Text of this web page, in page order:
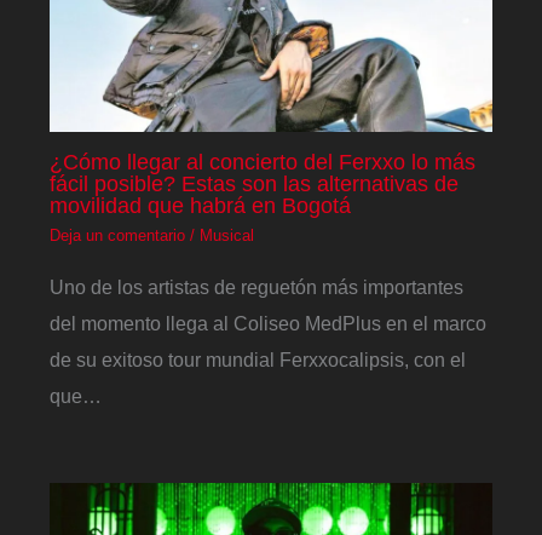
¿Cómo llegar al concierto del Ferxxo lo más
fácil posible? Estas son las alternativas de
movilidad que habrá en Bogotá
Deja un comentario / Musical
Uno de los artistas de reguetón más importantes
del momento llega al Coliseo MedPlus en el marco
de su exitoso tour mundial Ferxxocalipsis, con el
que…